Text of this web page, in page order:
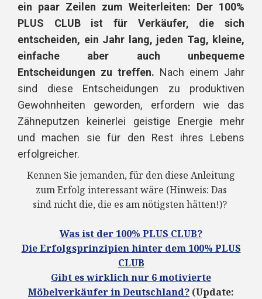
ein paar Zeilen zum Weiterleiten: Der 100%
PLUS CLUB ist für Verkäufer, die sich
entscheiden, ein Jahr lang, jeden Tag, kleine,
einfache aber auch unbequeme
Entscheidungen zu treffen. Nach einem Jahr
sind diese Entscheidungen zu produktiven
Gewohnheiten geworden, erfordern wie das
Zähneputzen keinerlei geistige Energie mehr
und machen sie für den Rest ihres Lebens
erfolgreicher.
Kennen Sie jemanden, für den diese Anleitung
zum Erfolg interessant wäre (Hinweis: Das
sindnicht die, die es am nötigsten hätten!)?
Was ist der 100% PLUS CLUB?
Die Erfolgsprinzipien hinter dem 100% PLUS
CLUB
Gibt es wirklich nur 6 motivierte
Möbelverkäufer in Deutschland? (Update: